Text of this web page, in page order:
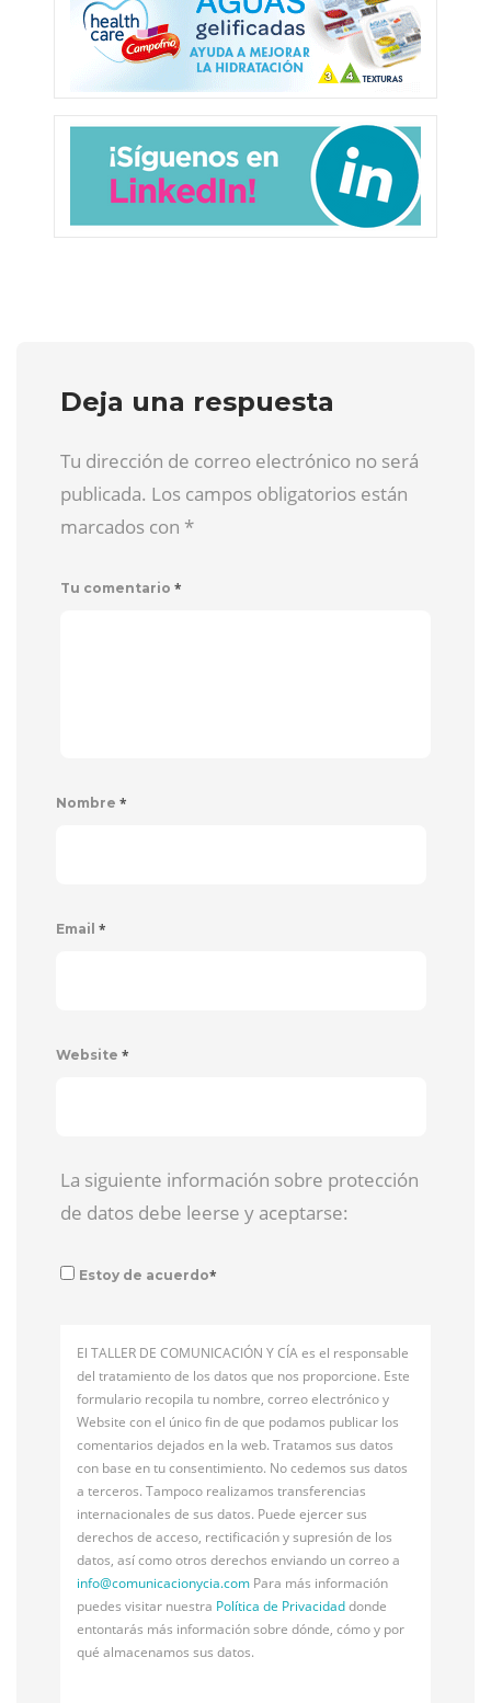
Deja una respuesta
Tu dirección de correo electrónico no será
publicada. Los campos obligatorios están
marcados con *
Tu comentario *
Nombre *
Email *
Website *
La siguiente información sobre protección
de datos debe leerse y aceptarse:
Estoy de acuerdo*
El TALLER DE COMUNICACIÓN Y CÍA es el responsable
del tratamiento de los datos que nos proporcione. Este
formulario recopila tu nombre, correo electrónico y
Website con el único fin de que podamos publicar los
comentarios dejados en la web. Tratamos sus datos
con base en tu consentimiento. No cedemos sus datos
a terceros. Tampoco realizamos transferencias
internacionales de sus datos. Puede ejercer sus
derechos de acceso, rectificación y supresión de los
datos, así como otros derechos enviando un correo a
info@comunicacionycia.com Para más información
puedes visitar nuestra Política de Privacidaddonde
entontarás más información sobre dónde, cómo y por
qué almacenamos sus datos.